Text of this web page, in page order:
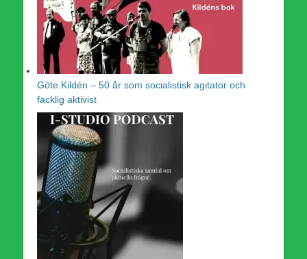
Göte Kildén – 50 år som socialistisk agitator och
facklig aktivist